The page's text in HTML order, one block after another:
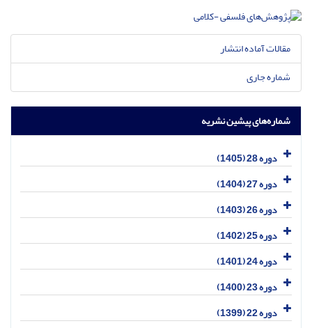
مقالات آماده انتشار
شماره جاری
شماره‌های پیشین نشریه
دوره 28 (1405)
دوره 27 (1404)
دوره 26 (1403)
دوره 25 (1402)
دوره 24 (1401)
دوره 23 (1400)
دوره 22 (1399)